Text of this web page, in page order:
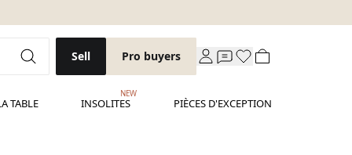
Sell Pro buyers
TABLE INSOLITES
NEW
PIÈCES D'EXCEPTION